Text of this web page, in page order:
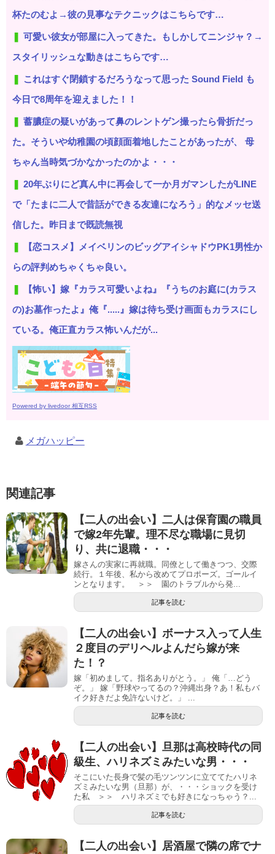
杯たのむよ→彼の見事なテクニックはこちらです…
可愛い彼女が部屋に入ってきた。もしかしてニンジャ？→
スタイリッシュな動きはこちらです…
これはすぐ閉鎖するだろうなって思った Sound Field も
今日で8周年を迎えました！！
蓄膿症の疑いがあって鼻のレントゲン撮ったら骨折だっ
た。そういや幼稚園の頃顔面着地したことがあったが、 母
ちゃん当時気づかなかったのかよ・・・
20年ぶりにど真ん中に再会して一か月ガマンしたがLINE
で「たまに二人で昔話ができる友達になろう」的なメッセ送
信した。昨日まで既読無視
【恋コスメ】メイベリンのビッグアイシャドウPK1男性か
らの評判めちゃくちゃ良い。
【怖い】嫁『カラス可愛いよね』『うちのお庭に(カラス
の)お墓作ったよ』俺『.....』嫁は待ち受け画面もカラスにし
ている。俺正直カラス怖いんだが...
Powered by livedoor 相互RSS
メガハッピー
関連記事
【二人の出会い】二人は保育園の職員
で嫁2年先輩。理不尽な職場に見切
り、共に退職・・・
嫁さんの実家に再就職。同僚として働きつつ、交際
続行。１年後、私から改めてプロポーズ。ゴールイ
ンとなります。 ＞＞ 園のトラブルから発...
記事を読む
【二人の出会い】ボーナス入って人生
２度目のデリヘルよんだら嫁が来
た！？
嫁「初めまして。指名ありがとう。」 俺「…どう
ぞ。」 嫁「野球やってるの？沖縄出身？あ！私もバ
イク好きだよ免許ないけど。」 ...
記事を読む
【二人の出会い】旦那は高校時代の同
級生、ハリネズミみたいな男・・・
そこにいた長身で髪の毛ツンツンに立ててたハリネ
ズミみたいな男（旦那）が、・・・ショックを受け
た私 ＞＞ ハリネズミでも好きになっちゃう？...
記事を読む
【二人の出会い】居酒屋で隣の席でナ